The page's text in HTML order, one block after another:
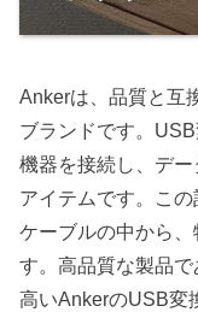
Ankerは、品質と互
ブランドです。
機器を接続し、デ
アイテムです。こ
ケーブルの中から
す。高品質な製品
高いAnkerのUSB変